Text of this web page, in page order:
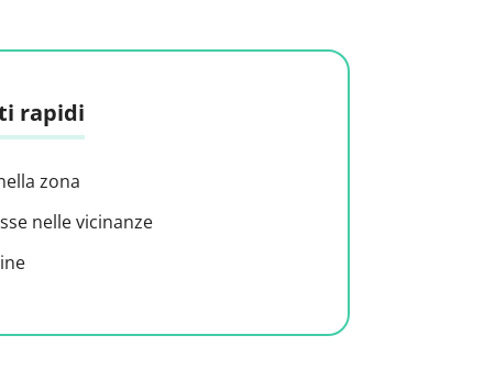
rapidi
zona
nelle vicinanze